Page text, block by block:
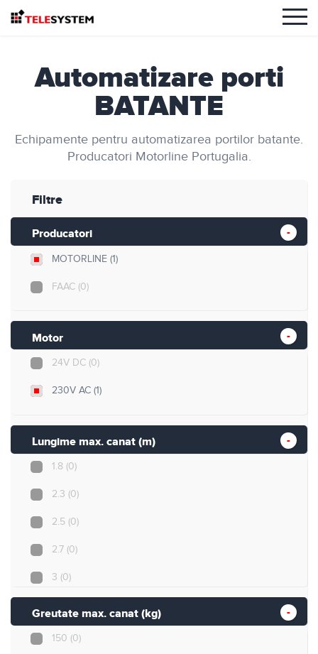
Automatizare porti
BATANTE
Echipamente pentru automatizarea portilor batante.
Producatori Motorline Portugalia.
Filtre
Producatori
MOTORLINE (1)
FAAC (0)
Motor
24V DC (0)
230V AC (1)
Lungime max. canat (m)
1.8 (0)
2.3 (0)
2.5 (0)
2.7 (0)
3 (0)
4(1)
Greutate max. canat (kg)
150 (0)